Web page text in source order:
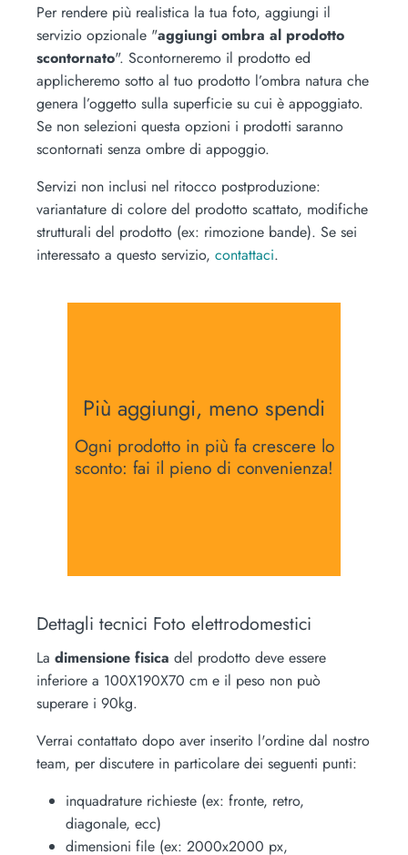
Per rendere più realistica la tua foto, aggiungi il
servizio opzionale "aggiungi ombra al prodotto
scontornato". Scontorneremo il prodotto ed
applicheremo sotto al tuo prodotto l’ombra natura che
genera l’oggetto sulla superficie su cui è appoggiato.
Se non selezioni questa opzioni i prodotti saranno
scontornati senza ombre di appoggio.
Servizi non inclusi nel ritocco postproduzione:
variantature di colore del prodotto scattato, modifiche
strutturali del prodotto (ex: rimozione bande). Se sei
interessato a questo servizio, contattaci.
Più aggiungi, meno spendi
Ogni prodotto in più fa crescere lo
sconto: fai il pieno di convenienza!
Dettagli tecnici Foto elettrodomestici
La dimensione fisica del prodotto deve essere
inferiore a 100X190X70 cm e il peso non può
superare i 90kg.
Verrai contattato dopo aver inserito l'ordine dal nostro
team, per discutere in particolare dei seguenti punti:
inquadrature richieste (ex: fronte, retro,
diagonale, ecc)
dimensioni file (ex: 2000x2000 px,